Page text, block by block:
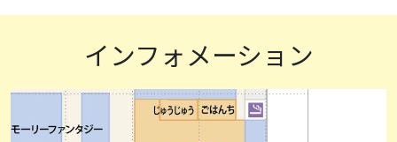
インフォメーション